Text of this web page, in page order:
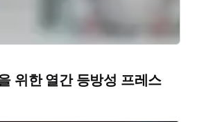
위한 열간 등방성 프레스